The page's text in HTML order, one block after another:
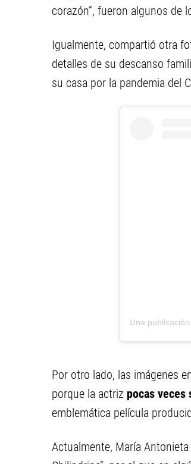
corazón”, fueron algunos de
Igualmente, compartió otra
detalles de su descanso
su casa por la pandemia del
Por otro lado, las imágenes
porque la actriz pocas veces
emblemática película
Actualmente, María